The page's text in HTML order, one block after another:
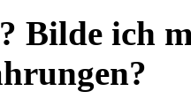
Bilde ich